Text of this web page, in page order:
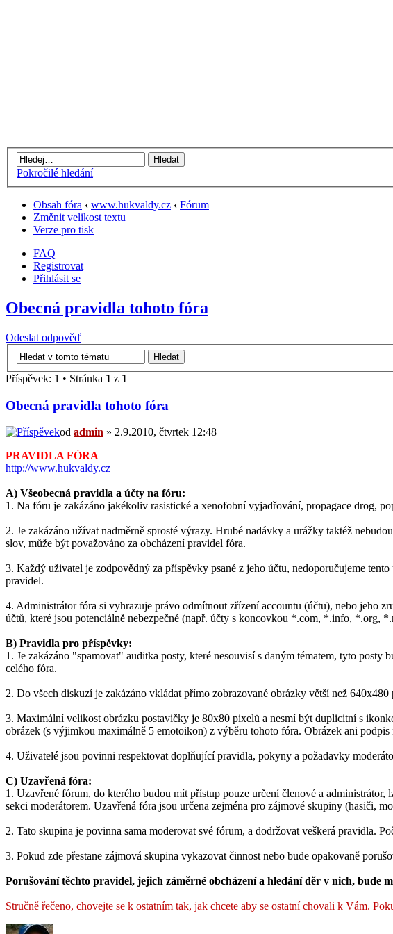
Pokročilé hledání
Obsah fóra ‹ www.hukvaldy.cz ‹ Fórum
Změnit velikost textu
Verze pro tisk
FAQ
Registrovat
Přihlásit se
Obecná pravidla tohoto fóra
Odeslat odpověď
Příspěvek: 1 • Stránka 1 z 1
Obecná pravidla tohoto fóra
od admin » 2.9.2010, čtvrtek 12:48
PRAVIDLA FÓRA
http://www.hukvaldy.cz
A) Všeobecná pravidla a účty na fóru:
1. Na fóru je zakázáno jakékoliv rasistické a xenofobní vyjadřování, propagace drog,
2. Je zakázáno užívat nadměrně sprosté výrazy. Hrubé nadávky a urážky taktéž
slov, může být považováno za obcházení pravidel fóra.
3. Každý uživatel je zodpovědný za příspěvky psané z jeho účtu, nedoporučujeme
pravidel.
4. Administrátor fóra si vyhrazuje právo odmítnout zřízení accountu (účtu), nebo jeho
účtů, které jsou potenciálně nebezpečné (např. účty s koncovkou *.com, *.info, *.org,
B) Pravidla pro příspěvky:
1. Je zakázáno "spamovat" auditka posty, které nesouvisí s daným tématem, tyto
celého fóra.
2. Do všech diskuzí je zakázáno vkládat přímo zobrazované obrázky větší než
3. Maximální velikost obrázku postavičky je 80x80 pixelů a nesmí být duplicitní s
obrázek (s výjimkou maximálně 5 emotoikon) z výběru tohoto fóra. Obrázek ani
4. Uživatelé jsou povinni respektovat doplňující pravidla, pokyny a požadavky
C) Uzavřená fóra:
1. Uzavřené fórum, do kterého budou mít přístup pouze určení členové a
sekci moderátorem. Uzavřená fóra jsou určena zejména pro zájmové skupiny (hasiči,
2. Tato skupina je povinna sama moderovat své fórum, a dodržovat veškerá pravidla.
3. Pokud zde přestane zájmová skupina vykazovat činnost nebo bude opakovaně
Porušování těchto pravidel, jejich záměrné obcházení a hledání děr v nich, bude
Stručně řečeno, chovejte se k ostatním tak, jak chcete aby se ostatní chovali k Vám.